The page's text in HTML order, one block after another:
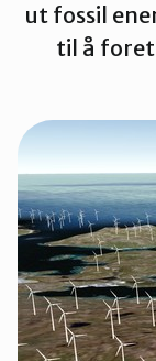
ut fossil
til å